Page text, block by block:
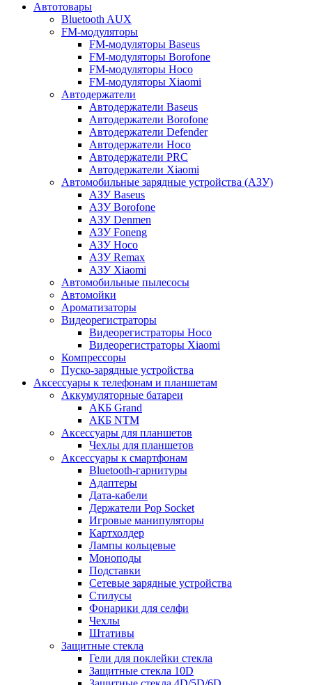
Автотовары
Bluetooth AUX
FM-модуляторы
FM-модуляторы Baseus
FM-модуляторы Borofone
FM-модуляторы Hoco
FM-модуляторы Xiaomi
Автодержатели
Автодержатели Baseus
Автодержатели Borofone
Автодержатели Defender
Автодержатели Hoco
Автодержатели PRC
Автодержатели Xiaomi
Автомобильные зарядные устройства (АЗУ)
АЗУ Baseus
АЗУ Borofone
АЗУ Denmen
АЗУ Foneng
АЗУ Hoco
АЗУ Remax
АЗУ Xiaomi
Автомобильные пылесосы
Автомойки
Ароматизаторы
Видеорегистраторы
Видеорегистраторы Hoco
Видеорегистраторы Xiaomi
Компрессоры
Пуско-зарядные устройства
Аксессуары к телефонам и планшетам
Аккумуляторные батареи
АКБ Grand
АКБ NTM
Аксессуары для планшетов
Чехлы для планшетов
Аксессуары к смартфонам
Bluetooth-гарнитуры
Адаптеры
Дата-кабели
Держатели Pop Socket
Игровые манипуляторы
Картхолдер
Лампы кольцевые
Моноподы
Подставки
Сетевые зарядные устройства
Стилусы
Фонарики для селфи
Чехлы
Штативы
Защитные стекла
Гели для поклейки стекла
Защитные стекла 10D